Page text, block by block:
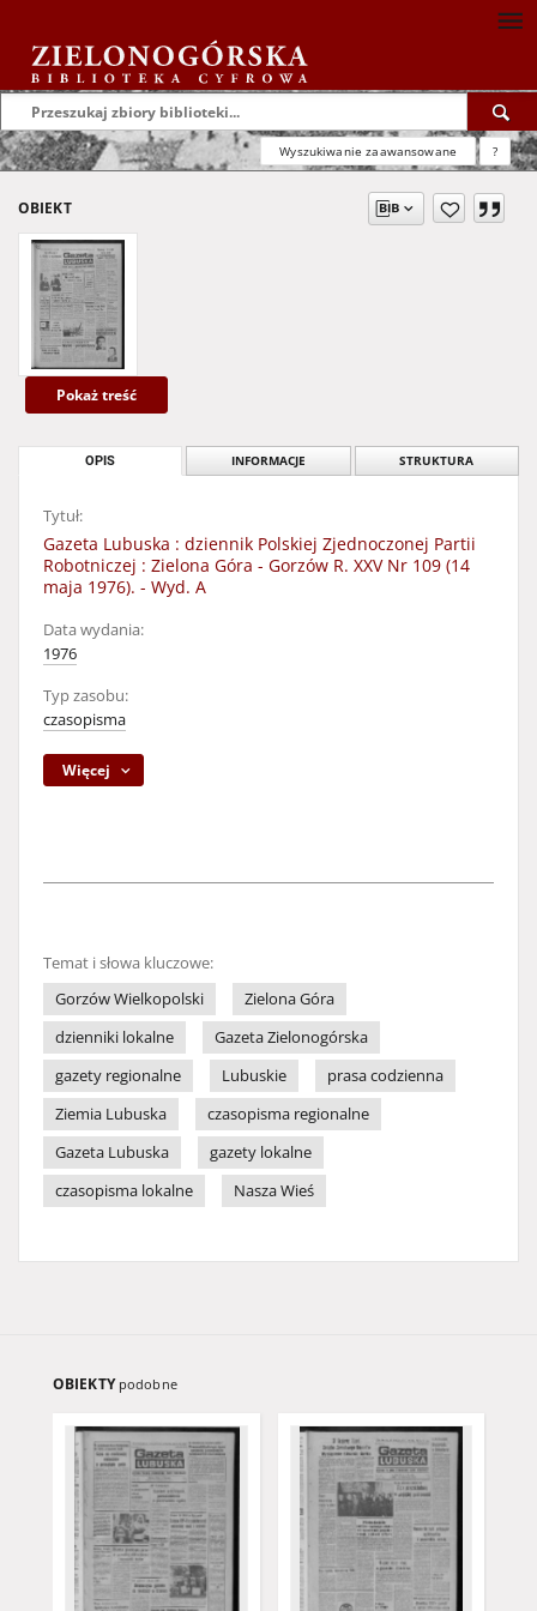
Wyszukiwanie zaawansowane ?
OBIEKT
Pokaż treść
OPIS INFORMACJE STRUKTURA
Tytuł:
Gazeta Lubuska : dziennik Polskiej Zjednoczonej Partii
Robotniczej : Zielona Góra - Gorzów R. XXV Nr 109 (14
maja 1976). - Wyd. A
Data wydania:
1976
Typ zasobu:
czasopisma
Więcej
Temat i słowa kluczowe:
Gorzów Wielkopolski
Zielona Góra
dzienniki lokalne
Gazeta Zielonogórska
gazety regionalne
Lubuskie
prasa codzienna
Ziemia Lubuska
czasopisma regionalne
Gazeta Lubuska
gazety lokalne
czasopisma lokalne
Nasza Wieś
OBIEKTY podobne